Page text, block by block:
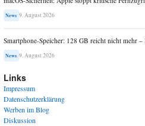
News 9. August 2026
Smartphone-Speicher: 128 GB reicht nicht mehr
News 9. August 2026
Links
Impressum
Datenschutzerklärung
Werben im Blog
Diskussion